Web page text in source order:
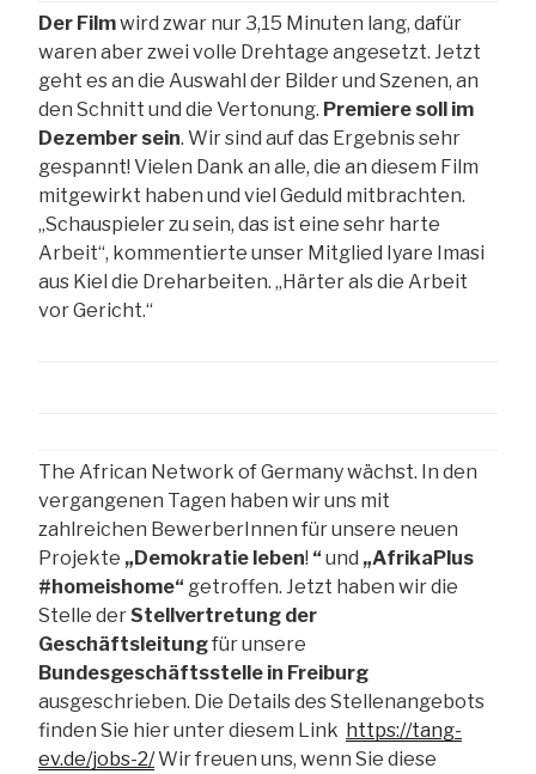
Der Filmwird zwar nur 3,15 Minuten lang, dafür
waren aber zwei volle Drehtage angesetzt. Jetzt
geht es an die Auswahl der Bilder und Szenen, an
den Schnitt und die Vertonung. Premiere soll im
Dezember sein. Wir sind auf das Ergebnis sehr
gespannt! Vielen Dank an alle, die an diesem Film
mitgewirkt haben und viel Geduld mitbrachten.
„Schauspieler zu sein, das ist eine sehr harte
Arbeit“, kommentierte unser Mitglied Iyare Imasi
aus Kiel die Dreharbeiten. „Härter als die Arbeit
vor Gericht.“
The African Network of Germany wächst. In den
vergangenen Tagen haben wir uns mit
zahlreichen BewerberInnen für unsere neuen
Projekte „Demokratie leben! “ und „AfrikaPlus
#homeishome“ getroffen. Jetzt haben wir die
Stelle derStellvertretung der
Geschäftsleitungfür unsere
Bundesgeschäftsstelle in Freiburg
ausgeschrieben. Die Details des Stellenangebots
finden Sie hier unter diesem Link https://tang-
ev.de/jobs-2/Wir freuen uns, wenn Sie diese